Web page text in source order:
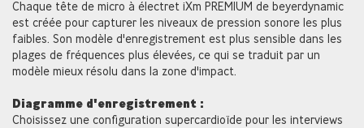
Chaque tête de micro à électret iXm PREMIUM de beyerdynamic
est créée pour capturer les niveaux de pression sonore les plus
faibles. Son modèle d'enregistrement est plus sensible dans les
plages de fréquences plus élevées, ce qui se traduit par un
modèle mieux résolu dans la zone d'impact.
Diagramme d'enregistrement :
Choisissez une configuration supercardioïde pour les interviews